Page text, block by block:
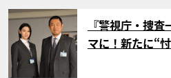
サムネイル
『警視庁・捜
マに！新たに“